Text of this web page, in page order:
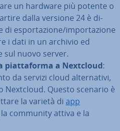
un hardware più potente o
dalla versione 24 è di­
di espor­ta­zio­ne/im­por­ta­zio­ne
i dati in un archivio ed
sul nuovo server.
piat­ta­for­ma a Nextcloud:
da servizi cloud al­ter­na­ti­vi,
Nextcloud. Questo scenario è
la varietà di app
community attiva e la